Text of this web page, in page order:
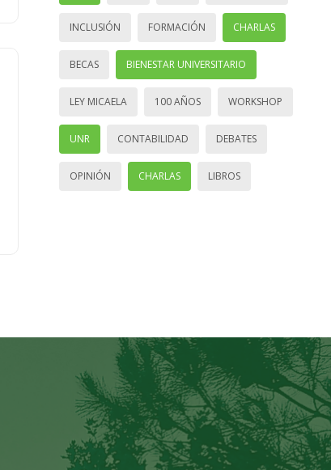
INCLUSIÓN FORMACIÓN CHARLAS
BECAS BIENESTAR UNIVERSITARIO
LEY MICAELA 100 AÑOS WORKSHOP
UNR CONTABILIDAD DEBATES
OPINIÓN CHARLAS LIBROS